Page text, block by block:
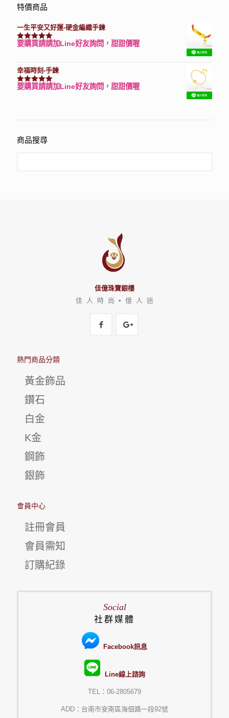
特價商品
一生平安又好運-硬金編織手鍊
評分7740滿分 5
要購買請請加Line好友詢問，甜甜價喔
幸福時刻-手鍊
評分3150滿分 5
要購買請請加Line好友詢問，甜甜價喔
商品搜尋
佳億珠寶銀樓
佳 人 時 尚 • 億 人 迷
熱門商品分類
黃金飾品
鑽石
白金
K金
鋼飾
銀飾
會員中心
註冊會員
會員需知
訂購紀錄
Social
社群媒體
Facebook訊息
Line線上諮詢
TEL：06-2805679
ADD：台南市安南區海佃路一段92號